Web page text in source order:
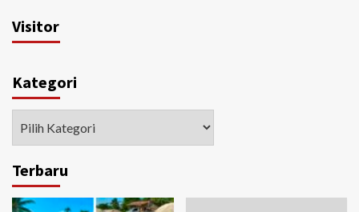
Visitor
Kategori
Terbaru